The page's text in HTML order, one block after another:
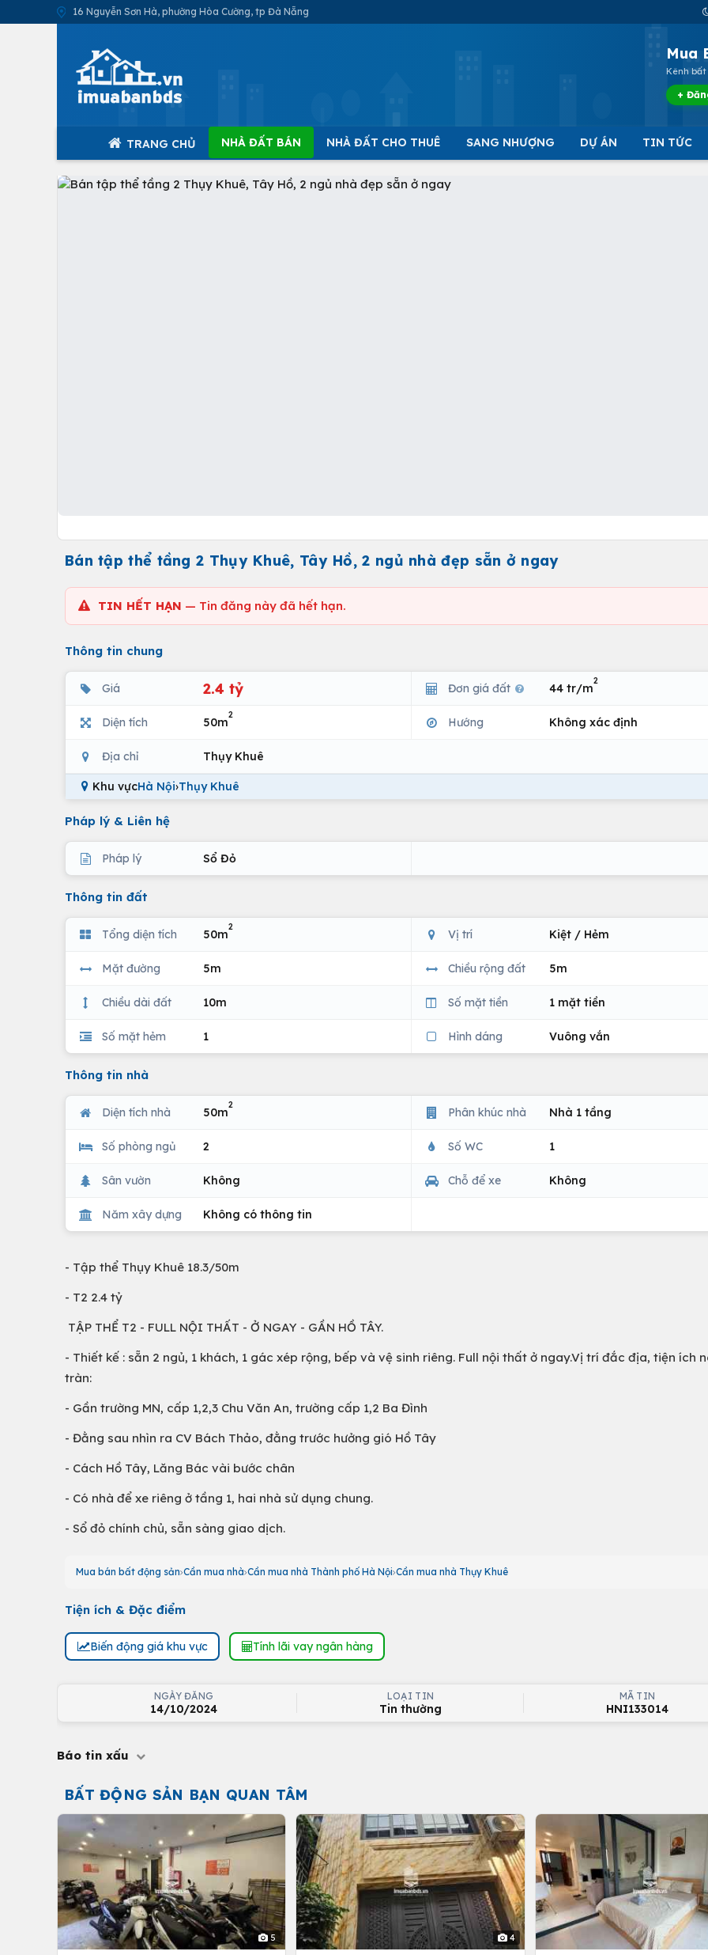
16 Nguyễn Sơn Hà, phường Hòa Cường, tp Đà Nẵng
Mua
Kênh
+
TRANG CHỦ NHÀ ĐẤT BÁN NHÀ ĐẤT CHO THUÊ SANG NHƯỢNG DỰ ÁN TIN TỨC
Bán tập thể tầng 2 Thụy Khuê, Tây Hồ, 2 ngủ nhà đẹp sẵn ở ngay
TIN HẾT HẠN — Tin đăng này đã hết hạn.
Thông tin chung
Giá 2.4 tỷ Đơn giá đất 44 tr/m
2
Diện tích 50m
2
Hướng Không xác định
Địa chỉ Thụy Khuê
Khu vựcHà Nội›Thụy Khuê
Pháp lý & Liên hệ
Pháp lý Sổ Đỏ
Thông tin đất
Tổng diện tích 50m
2
Vị trí Kiệt / Hẻm
Mặt đường 5m Chiều rộng đất 5m
Chiều dài đất 10m Số mặt tiền 1 mặt tiền
Số mặt hẻm 1 Hình dáng Vuông vắn
Thông tin nhà
Diện tích nhà 50m
2
Phân khúc nhà Nhà 1 tầng
Số phòng ngủ 2 Số WC 1
Sân vườn Không Chỗ để xe Không
Năm xây dựng Không có thông tin
- Tập thể Thụy Khuê 18.3/50m
- T2 2.4 tỷ
TẬP THỂ T2 - FULL NỘI THẤT - Ở NGAY - GẦN HỒ TÂY.
- Thiết kế : sẵn 2 ngủ, 1 khách, 1 gác xép rộng, bếp và vệ sinh riêng. Full nội thất ở ngay.Vị trí đắc địa, tiện ích
tràn:
- Gần trường MN, cấp 1,2,3 Chu Văn An, trường cấp 1,2 Ba Đình
- Đằng sau nhìn ra CV Bách Thảo, đằng trước hưởng gió Hồ Tây
- Cách Hồ Tây, Lăng Bác vài bước chân
- Có nhà để xe riêng ở tầng 1, hai nhà sử dụng chung.
- Sổ đỏ chính chủ, sẵn sàng giao dịch.
Mua bán bất động sản Cần mua nhà Cần mua nhà Thành phố Hà Nội Cần mua nhà Thụy Khuê
Tiện ích & Đặc điểm
Biến động giá khu vực Tính lãi vay ngân hàng
NGÀY ĐĂNG
14/10/2024
LOẠI TIN
Tin thường
MÃ TIN
HNI133014
Báo tin xấu
BẤT ĐỘNG SẢN BẠN QUAN TÂM
5 4